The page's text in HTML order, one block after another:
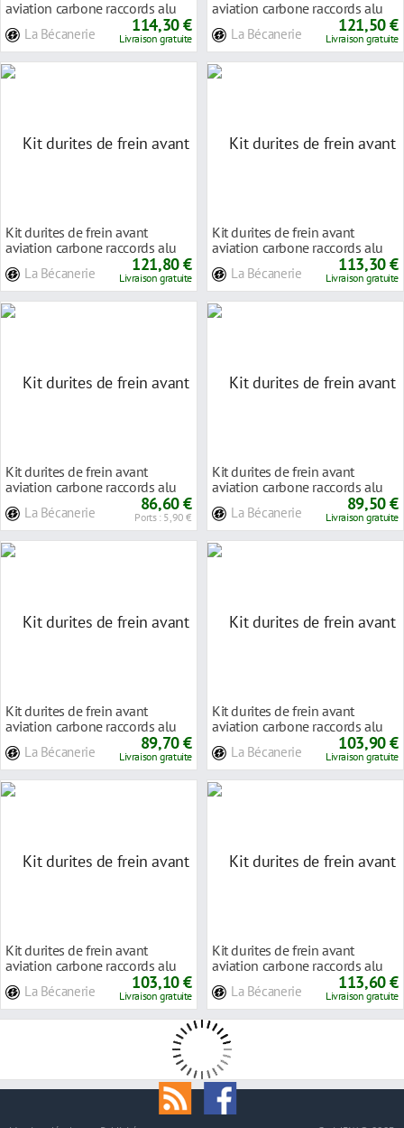
aviation carbone raccords alu
La Bécanerie 114,30 €
Livraison gratuite
aviation carbone raccords alu
La Bécanerie 121,50 €
Livraison gratuite
Kit durites de frein avant
aviation carbone raccords alu
La Bécanerie 121,80 €
Livraison gratuite
Kit durites de frein avant
aviation carbone raccords alu
La Bécanerie 113,30 €
Livraison gratuite
Kit durites de frein avant
aviation carbone raccords alu
La Bécanerie 86,60 €
Ports : 5,90 €
Kit durites de frein avant
aviation carbone raccords alu
La Bécanerie 89,50 €
Livraison gratuite
Kit durites de frein avant
aviation carbone raccords alu
La Bécanerie 89,70 €
Livraison gratuite
Kit durites de frein avant
aviation carbone raccords alu
La Bécanerie 103,90 €
Livraison gratuite
Kit durites de frein avant
aviation carbone raccords alu
La Bécanerie 103,10 €
Livraison gratuite
Kit durites de frein avant
aviation carbone raccords alu
La Bécanerie 113,60 €
Livraison gratuite